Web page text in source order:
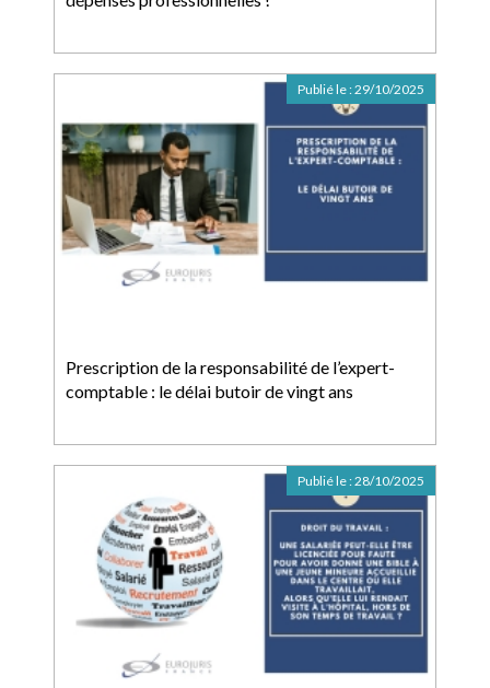
Prescription de la responsabilité de l’expert-
comptable : le délai butoir de vingt ans
Publié le :29/10/2025
Publié le :28/10/2025